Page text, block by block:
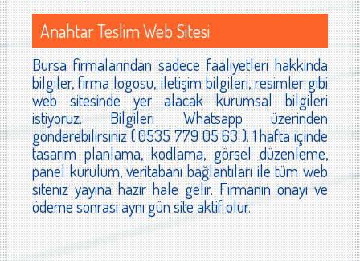
Anahtar Teslim Web Sitesi
Bursa firmalarından sadece faaliyetleri hakkında
bilgiler, firma logosu, iletişim bilgileri, resimler gibi
web sitesinde yer alacak kurumsal bilgileri
istiyoruz. Bilgileri Whatsapp üzerinden
gönderebilirsiniz ( 0535 779 05 63 ). 1 hafta içinde
tasarım planlama, kodlama, görsel düzenleme,
panel kurulum, veritabanı bağlantıları ile tüm web
siteniz yayına hazır hale gelir. Firmanın onayı ve
ödeme sonrası aynı gün site aktif olur.